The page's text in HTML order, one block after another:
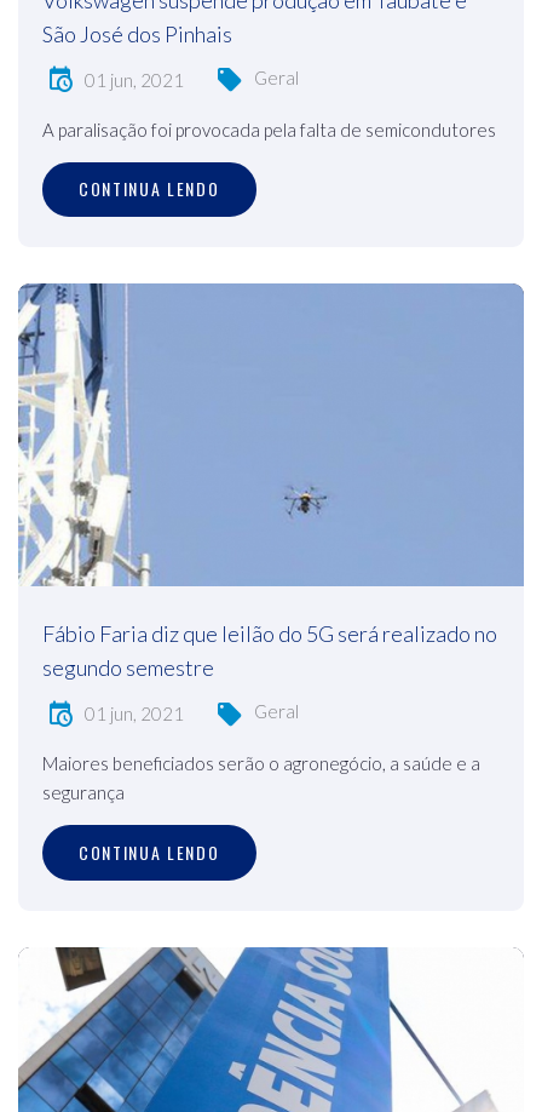
São José dos Pinhais
01 jun, 2021 Geral
A paralisação foi provocada pela falta de semicondutores
CONTINUA LENDO
Fábio Faria diz que leilão do 5G será realizado no
segundo semestre
01 jun, 2021 Geral
Maiores beneficiados serão o agronegócio, a saúde e a
segurança
CONTINUA LENDO